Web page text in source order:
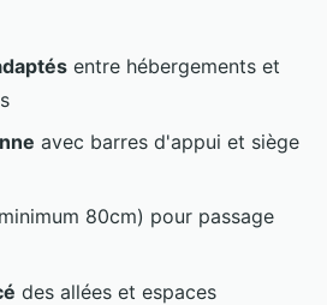
entre hébergements et
avec barres d'appui et siège
80cm) pour passage
des allées et espaces